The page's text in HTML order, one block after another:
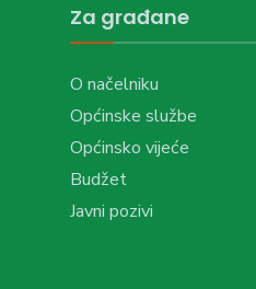
Za građane
O načelniku
Općinske službe
Općinsko vijeće
Budžet
Javni pozivi